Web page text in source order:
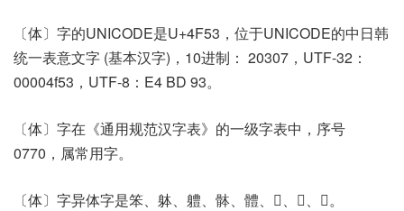
〔体〕字的UNICODE是U+4F53，位于UNICODE的中日韩
统一表意文字 (基本汉字)，10进制： 20307，UTF-32：
00004f53，UTF-8：E4 BD 93。
〔体〕字在《通用规范汉字表》的一级字表中，序号
0770，属常用字。
〔体〕字异体字是笨、躰、軆、骵、體、𨉥、𨉦、𩪆。